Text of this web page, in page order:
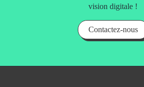
vision digitale !
Contactez-nous